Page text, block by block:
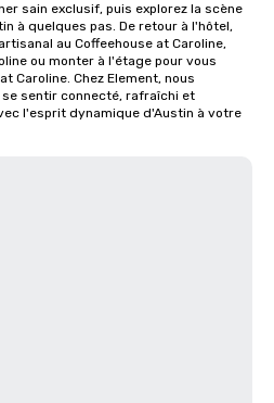
sain exclusif, puis explorez la scène
à quelques pas. De retour à l'hôtel,
au Coffeehouse at Caroline,
ou monter à l'étage pour vous
Caroline. Chez Element, nous
sentir connecté, rafraîchi et
l'esprit dynamique d'Austin à votre